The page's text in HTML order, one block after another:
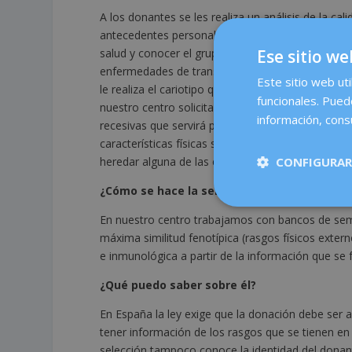
A los donantes se les realiza un análisis de la
antecedentes personales y familiares. También
salud y conocer el grupo sanguíneo y Rh. Otras
enfermedades de transmisión sexual (hepatitis,
le realiza el cariotipo que permite valorar si el
nuestro centro solicitamos al banco que los
recesivas que servirá para poder realizar una
características físicas sino también teniendo en
heredar alguna de las enfermedades que son
¿Cómo se hace la selección para elegir el
En nuestro centro trabajamos con bancos de
máxima similitud fenotípica (rasgos físicos
e inmunológica a partir de la información que se
¿Qué puedo saber sobre él?
En España la ley exige que la donación debe
tener información de los rasgos que se tienen
Ese sitio
Este sitio web
funcionales.
información,